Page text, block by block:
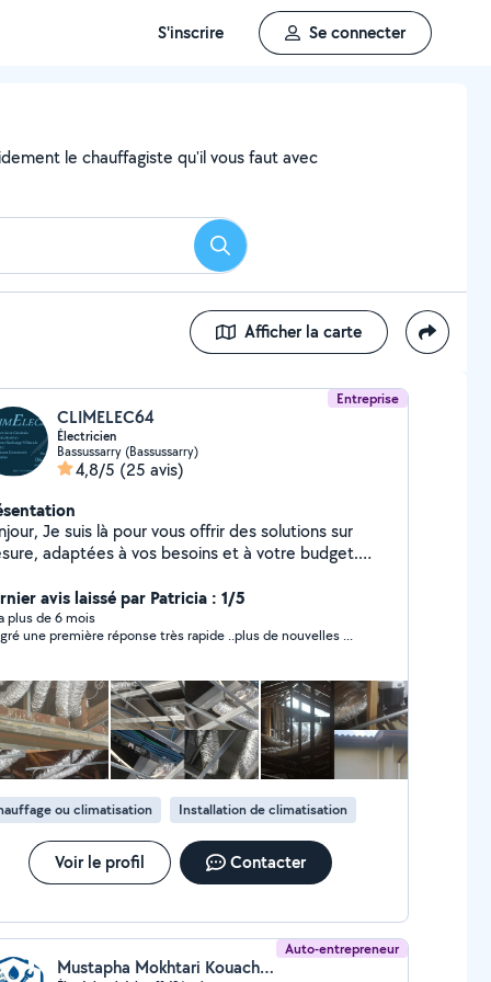
S'inscrire Se connecter
le chauffagiste qu'il vous faut avec
Rechercher
Afficher la carte
Entreprise
CLIMELEC64
Électricien
Bassussarry (Bassussarry)
4,8/5 (25 avis)
Je suis là pour vous offrir des solutions sur
adaptées à vos besoins et à votre budget.
Climatisation et VMC Domotique :
et gestion intelligente de votre maison.
et savoir-faire certifiés. Matériaux et
de sécurité. Service client attentif et
gratuit et personnalisé !
moi vos projets et assurez-vous d'un résultat
impeccable. Je reste à votre disposition !!!
avis laissé par Patricia : 1/5
plus de 6 mois
une première réponse très rapide ..plus de nouvelles ...
ou climatisation Installation de climatisation
Voir le profil Contacter
Auto-entrepreneur
Mustapha Mokhtari Kouachi (TIHERT)